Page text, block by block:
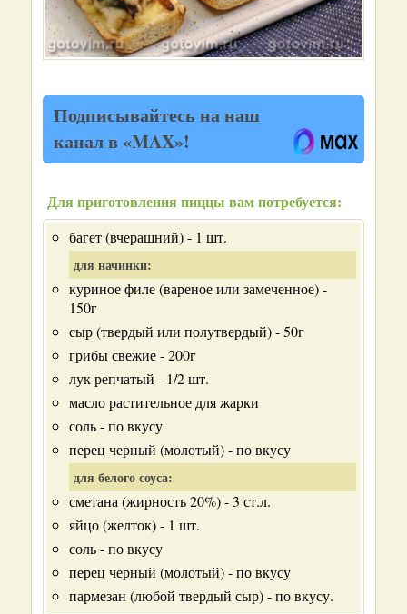
Подписывайтесь на наш
канал в «MAX»!
Для приготовления пиццы вам потребуется:
багет (вчерашний) - 1 шт.
для начинки:
куриное филе (вареное или замеченное) -
150г
сыр (твердый или полутвердый) - 50г
грибы свежие - 200г
лук репчатый - 1/2 шт.
масло растительное для жарки
соль - по вкусу
перец черный (молотый) - по вкусу
для белого соуса:
сметана (жирность 20%) - 3 ст.л.
яйцо (желток) - 1 шт.
соль - по вкусу
перец черный (молотый) - по вкусу
пармезан (любой твердый сыр) - по вкусу.